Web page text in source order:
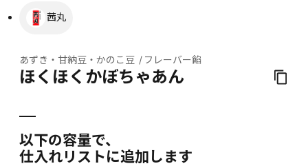
茜丸
あずき・甘納豆・かのこ豆 フレーバー餡
ほくほくかぼちゃあん
以下の容量で、
仕入れリストに追加します